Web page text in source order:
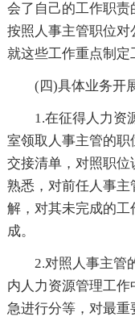
会了自己的工作职责
按照人事主管职位
就这些工作重点制定
(四)具体业务开
1.在征得人力资
室领取人事主管的
交接清单，对照职
熟悉，对前任人事主
解，对其未完成的
成。
2.对照人事主管
内人力资源管理工
急进行分等，对最